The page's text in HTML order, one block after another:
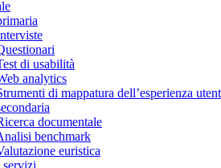
di usabilità
analytics
di mappatura dell’esperienza
documentale
benchmark
euristica
servizi